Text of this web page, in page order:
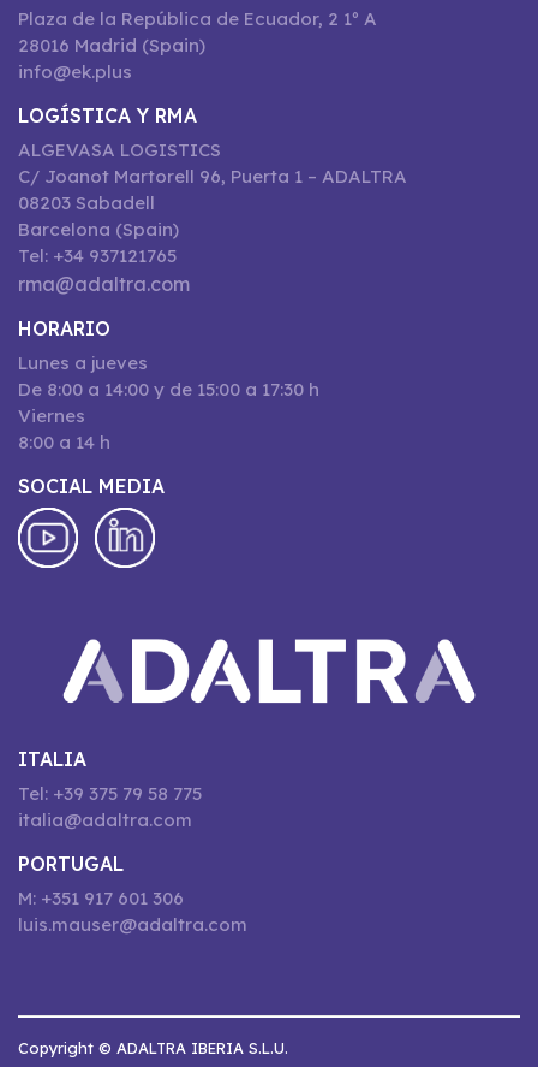
Plaza de la República de Ecuador, 2 1º A
28016 Madrid (Spain)
info@ek.plus
LOGÍSTICA Y RMA
ALGEVASA LOGISTICS
C/ Joanot Martorell 96, Puerta 1 – ADALTRA
08203 Sabadell
Barcelona (Spain)
Tel: +34 937121765
rma@adaltra.com
HORARIO
Lunes a jueves
De 8:00 a 14:00 y de 15:00 a 17:30 h
Viernes
8:00 a 14 h
SOCIAL MEDIA
ITALIA
Tel: +39 375 79 58 775
italia@adaltra.com
PORTUGAL
M: +351 917 601 306
luis.mauser@adaltra.com
Copyright © ADALTRA IBERIA S.L.U.